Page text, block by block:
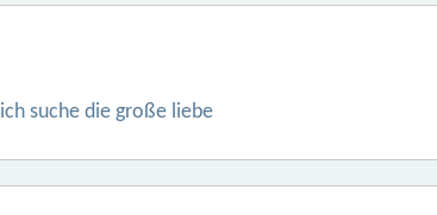
suche die große liebe